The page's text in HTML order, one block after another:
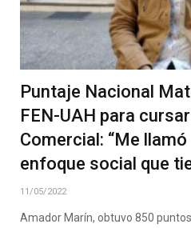
Puntaje Nacional
FEN-UAH para
Comercial: “Me
enfoque social que
11/05/2022
Amador Marín, obtuvo 850